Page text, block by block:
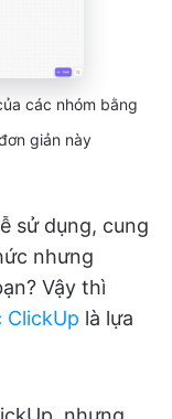
các nhóm bằng
giản này
sử dụng, cung
nhưng
Vậy thì
ClickUp là lựa